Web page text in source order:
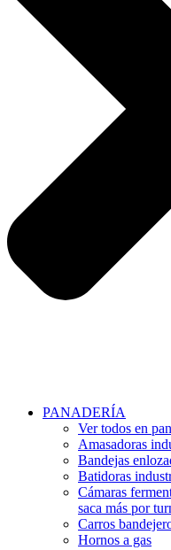
PANADERÍA
Ver todos en
Amasadoras
Bandejas
Batidoras
Cámaras
saca más por
Carros
Hornos a gas